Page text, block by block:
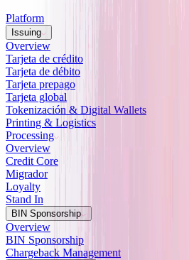
Platform
Issuing
Overview
Tarjeta de crédito
Tarjeta de débito
Tarjeta prepago
Tarjeta global
Tokenización & Digital Wallets
Printing & Logistics
Processing
Overview
Credit Core
Migrador
Loyalty
Stand In
BIN Sponsorship
Overview
BIN Sponsorship
Chargeback Management